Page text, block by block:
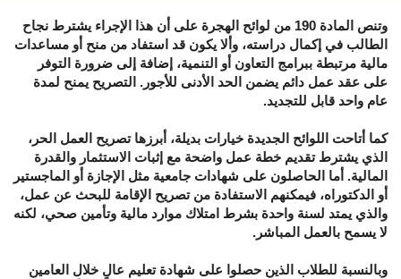
وتنص المادة 190 من لوائح الهجرة على أن هذا الإجراء يشترط نجاح
الطالب في إكمال دراسته، وألا يكون قد استفاد من منح أو مساعدات
مالية مرتبطة ببرامج التعاون أو التنمية، إضافة إلى ضرورة التوفر
على عقد عمل دائم يضمن الحد الأدنى للأجور. التصريح يمنح لمدة
عام واحد قابل للتجديد.
كما أتاحت اللوائح الجديدة خيارات بديلة، أبرزها تصريح العمل الحر،
الذي يشترط تقديم خطة عمل واضحة مع إثبات الاستثمار والقدرة
المالية. أما الحاصلون على شهادات جامعية مثل الإجازة أو الماجستير
أو الدكتوراه، فيمكنهم الاستفادة من تصريح الإقامة للبحث عن عمل،
والذي يمتد لسنة واحدة بشرط امتلاك موارد مالية وتأمين صحي، لكنه
لا يسمح بالعمل المباشر.
وبالنسبة للطلاب الذين حصلوا على شهادة تعليم عالٍ خلال العامين